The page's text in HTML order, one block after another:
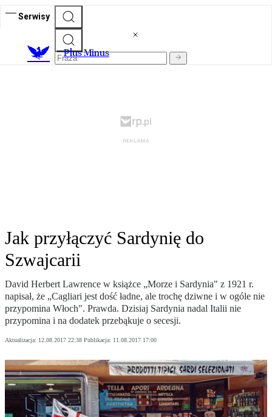
Serwisy
Plus Minus
Jak przyłączyć Sardynię do
Szwajcarii
David Herbert Lawrence w książce „Morze i Sardynia" z 1921 r.
napisał, że „Cagliari jest dość ładne, ale trochę dziwne i w ogóle nie
przypomina Włoch". Prawda. Dzisiaj Sardynia nadal Italii nie
przypomina i na dodatek przebąkuje o secesji.
Aktualizacja: 12.08.2017 22:38 Publikacja: 11.08.2017 17:00